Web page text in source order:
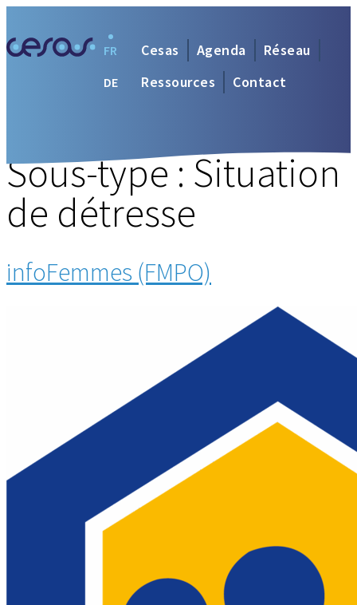
Cesas Agenda
Réseau
Ressources
Contact
FR
DE
Sous-type :Situation
de détresse
infoFemmes (FMPO)